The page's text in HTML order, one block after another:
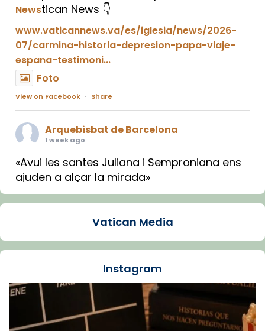
Newstican News 👇
www.vaticannews.va/es/iglesia/news/2026-
07/carmina-historia-depresion-papa-viaje-
espana-testimoni...
Foto
View on Facebook · Share
Arquebisbat de Barcelona
1 week ago
«Avui les santes Juliana i Semproniana ens
ajuden a alçar la mirada»
Mons. Sergi Gordo, bisbe de Tortosa, ha
Santes de Mataró.
🔗tinyurl.com/cvu5jmbk
Foto
View on Facebook Share
Vatican Media
Instagram